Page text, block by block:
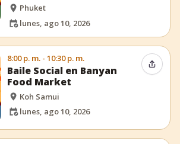
Phuket
lunes, ago 10, 2026
8:00 p. m. - 10:30 p. m.
Baile Social en Banyan
Food Market
Koh Samui
lunes, ago 10, 2026